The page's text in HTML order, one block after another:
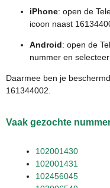
iPhone: open de
icoon naast
Android: open de
nummer en selecteer
Daarmee ben je
161344002.
Vaak gezochte
102001430
102001431
102456045